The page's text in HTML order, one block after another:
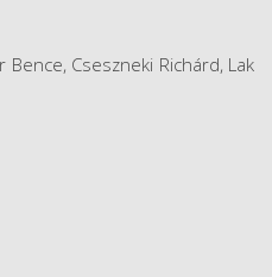
Bence, Cseszneki Richárd, Lak